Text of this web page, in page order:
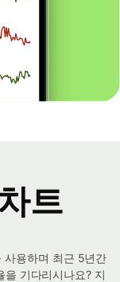
트
사용하며 최근 5년간
기다리시나요? 지